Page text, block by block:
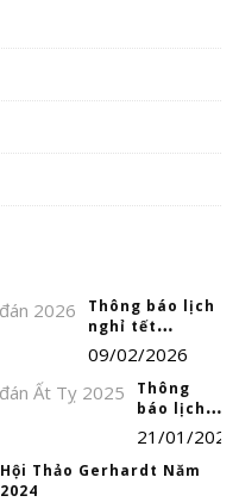
Thông báo lịch
nghỉ tết
nguyên đán
2026
09/02/2026
Thông
báo lịch
nghỉ tết
nguyên
đán Ất Tỵ
21/01/2025
Hội Thảo Gerhardt Năm
2024